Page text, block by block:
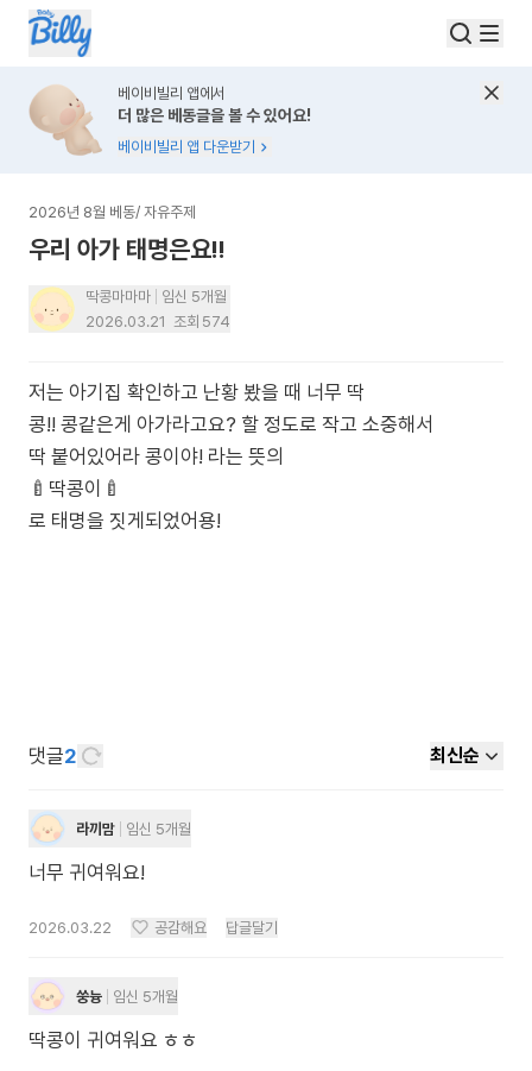
베이비빌리 앱에서
더 많은 베동글을 볼 수 있어요!
베이비빌리 앱 다운받기
2026년 8월 베동/ 자유주제
우리 아가 태명은요!!
딱콩마마마
임신 5개월
2026.03.21 조회 574
저는 아기집 확인하고 난황 봤을 때 너무 딱
콩!! 콩같은게 아가라고요? 할 정도로 작고 소중해서
딱 붙어있어라 콩이야! 라는 뜻의
🍼딱콩이🍼
댓글2 최신순
라끼맘 임신 5개월
너무 귀여워요!
2026.03.22 공감해요 답글달기
쑹늉 임신 5개월
딱콩이 귀여워요 ㅎㅎ